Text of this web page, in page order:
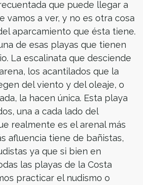
que puede llegar a
vamos a ver, y no es otra cosa
aparcamiento que ésta tiene.
de esas playas que tienen
La escalinata que desciende
los acantilados que la
del viento y del oleaje, o
la hacen única. Esta playa
una a cada lado del
realmente es el arenal más
afluencia tiene de bañistas,
ya que si bien en
las playas de la Costa
practicar el nudismo o